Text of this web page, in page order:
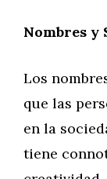
Nombres y
Los
que las
en la
tiene